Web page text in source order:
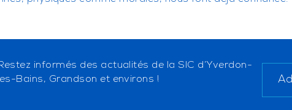
informés des actualités de la SIC d’Yverdon-
les-Bains, Grandson et environs !